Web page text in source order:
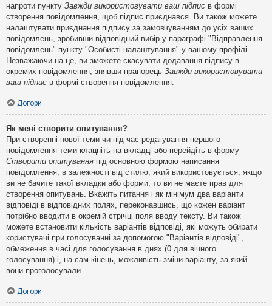
напроти пункту Завжди використовувати ваш підпис в формі
створення повідомлення, щоб підпис приєднався. Ви також можете
налаштувати приєднання підпису за замовчуванням до усіх ваших
повідомлень, зробивши відповідний вибір у параграфі "Відправлення
повідомлень" пункту "Особисті налаштування" у вашому профілі.
Незважаючи на це, ви зможете скасувати додавання підпису в
окремих повідомлення, знявши прапорець Завжди використовувати
ваш підпис в формі створення повідомлення.
Догори
Як мені створити опитування?
При створенні нової теми чи під час редагування першого
повідомлення теми клацніть на вкладці або перейдіть в форму
Створити опитування під основною формою написання
повідомлення, в залежності від стилю, який використовується; якщо
ви не бачите такої вкладки або форми, то ви не маєте прав для
створення опитувань. Вкажіть питання і як мінімум два варіанти
відповіді в відповідних полях, переконавшись, що кожен варіант
потрібно вводити в окремій стрічці поля вводу тексту. Ви також
можете встановити кількість варіантів відповіді, які можуть обирати
користувачі при голосуванні за допомогою "Варіантів відповіді",
обмеження в часі для голосування в днях (0 для вічного
голосування) і, на сам кінець, можливість зміни варіанту, за який
вони проголосували.
Догори